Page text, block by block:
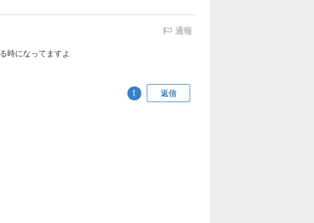
通報
時になってますよ
返信
1